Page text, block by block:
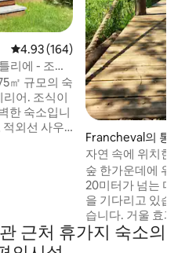
평점 4.93점(5점 만점), 후기 164
4.93 (164)
리에 - 조식
㎡ 규모의 숙
어. 조식이
한 숙소입니
외선 사우
Francheval의 통
자연 속에 위치한
숲 한가운데에 위
20미터가 넘는 다
을 기다리고 있습니다. 여기에는 이
습니다. 거울 효과
하고 편안한 풍경
니다. 다른 사람에
근처 휴가지 숙소의